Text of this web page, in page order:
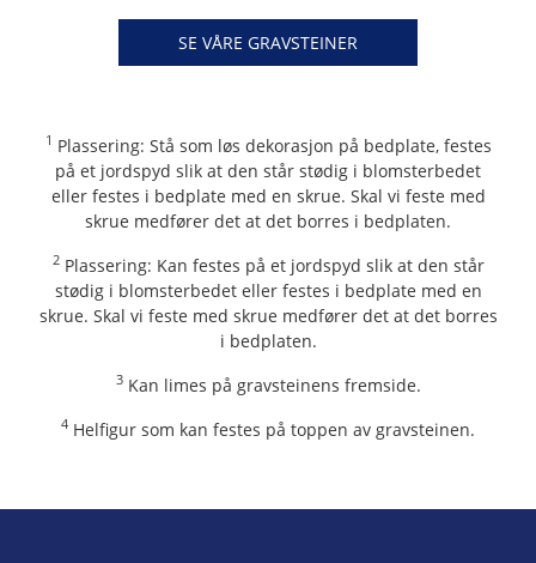
SE VÅRE GRAVSTEINER
1 Plassering: Stå som løs dekorasjon på bedplate, festes
på et jordspyd slik at den står stødig i blomsterbedet
eller festes i bedplate med en skrue. Skal vi feste med
skrue medfører det at det borres i bedplaten.
2Plassering: Kan festes på et jordspyd slik at den står
stødig i blomsterbedet eller festes i bedplate med en
skrue. Skal vi feste med skrue medfører det at det borres
i bedplaten.
3Kan limes på gravsteinens fremside.
4 Helfigur som kan festes på toppen av gravsteinen.